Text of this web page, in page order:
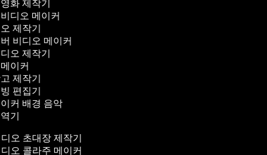
영화 제작기
비디오 메이커
오 제작기
버 비디오 메이커
디오 제작기
메이커
고 제작기
빙 편집기
이커 배경 음악
기
오 초대장 제작기
오 콜라주 메이커